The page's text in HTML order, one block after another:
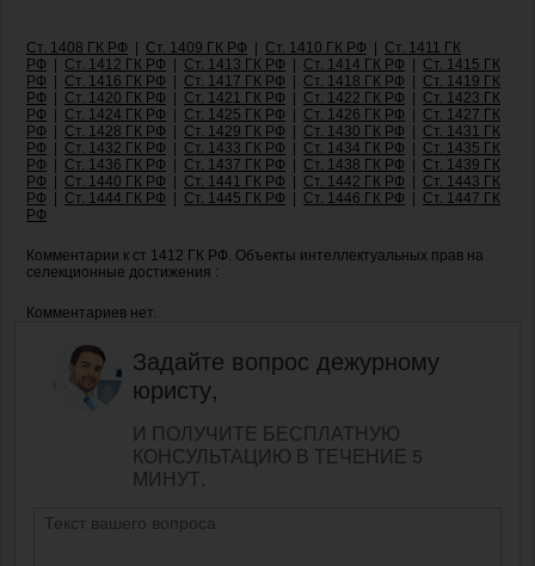
Ст. 1408 ГК РФ Ст. 1409 ГК РФ Ст. 1410 ГК РФ
Ст. 1411 ГК
РФ
Ст. 1412 ГК РФ Ст. 1413 ГК РФ Ст. 1414 ГК РФ
Ст. 1415 ГК
РФ
Ст. 1416 ГК РФ Ст. 1417 ГК РФ Ст. 1418 ГК РФ
Ст. 1419 ГК
РФ
Ст. 1420 ГК РФ Ст. 1421 ГК РФ Ст. 1422 ГК РФ
Ст. 1423 ГК
РФ
Ст. 1424 ГК РФ Ст. 1425 ГК РФ Ст. 1426 ГК РФ
Ст. 1427 ГК
РФ
Ст. 1428 ГК РФ Ст. 1429 ГК РФ Ст. 1430 ГК РФ
Ст. 1431 ГК
РФ
Ст. 1432 ГК РФ Ст. 1433 ГК РФ Ст. 1434 ГК РФ
Ст. 1435 ГК
РФ
Ст. 1436 ГК РФ Ст. 1437 ГК РФ Ст. 1438 ГК РФ
Ст. 1439 ГК
РФ
Ст. 1440 ГК РФ Ст. 1441 ГК РФ Ст. 1442 ГК РФ
Ст. 1443 ГК
РФ
Ст. 1444 ГК РФ Ст. 1445 ГК РФ Ст. 1446 ГК РФ
Ст. 1447 ГК
РФ
Комментарии к ст 1412 ГК РФ. Объекты интеллектуальных прав на
селекционные достижения :
Комментариев нет.
Задайте вопрос дежурному
юристу,
И ПОЛУЧИТЕ БЕСПЛАТНУЮ
КОНСУЛЬТАЦИЮ В ТЕЧЕНИЕ 5
МИНУТ.